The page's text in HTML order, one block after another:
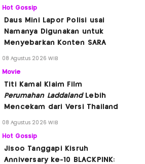
Hot Gossip
Daus Mini Lapor Polisi usai
Namanya Digunakan untuk
Menyebarkan Konten SARA
08 Agustus 2026 WIB
Movie
Titi Kamal Klaim Film
Perumahan LaddalandLebih
Mencekam dari Versi Thailand
08 Agustus 2026 WIB
Hot Gossip
Jisoo Tanggapi Kisruh
Anniversary ke-10 BLACKPINK: